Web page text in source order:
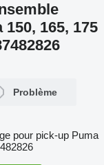
165, 175
Problème
pour pick-up Puma